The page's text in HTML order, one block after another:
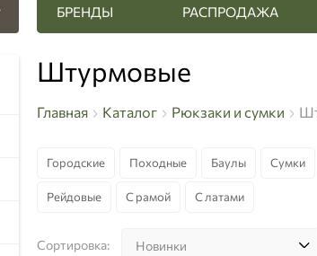
БРЕНДЫ РАСПРОДАЖА
Штурмовые
Главная Каталог Рюкзаки и сумки
Городские Походные Баулы Сумки
Рейдовые С рамой С латами
Сортировка: